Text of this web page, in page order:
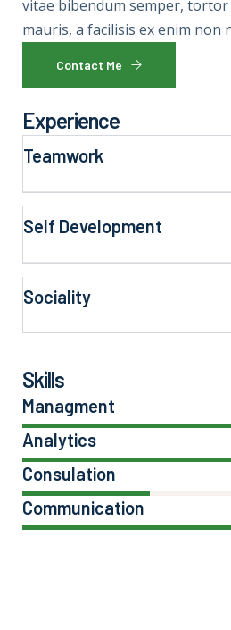
vitae bibendum semper,
mauris, a facilisis ex enim non
Contact Me
Experience
Teamwork
Self Development
Sociality
Skills
Managment
Analytics
Consulation
Communication